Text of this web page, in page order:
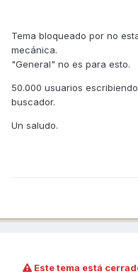
Tema bloqueado por no
mecánica.
"General" no es para esto.
50.000 usuarios
buscador.
Un saludo.
Este tema está